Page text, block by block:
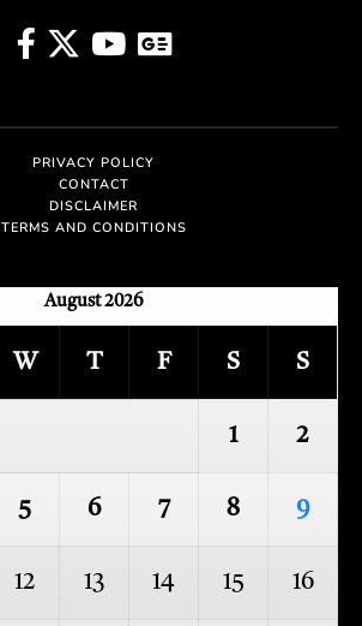
PRIVACY POLICY
CONTACT
DISCLAIMER
TERMS AND CONDITIONS
August 2026
W T F S S
1 2
5 6 7 8 9
12 13 14 15 16